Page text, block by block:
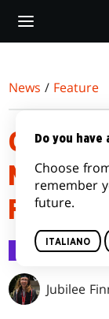
main
News / Feature
GUIDA
MAGIC:
FINAL
Feature 30
Jubilee
Do you have
Choose
remember
future.
ITALIANO